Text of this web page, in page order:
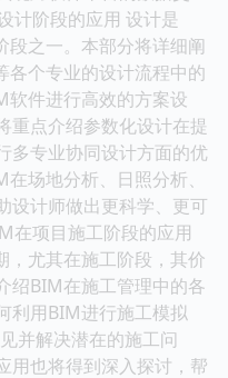
计阶段的应用 设计是
段之一。本部分将详细阐
各个专业的设计流程中的
软件进行高效的方案设
重点介绍参数化设计在提
多专业协同设计方面的优
场地分析、日照分析、
设计师做出更科学、更可
在项目施工阶段的应用
，尤其在施工阶段，其价
绍BIM在施工管理中的各
利用BIM进行施工模拟
并解决潜在的施工问
用也将得到深入探讨，帮